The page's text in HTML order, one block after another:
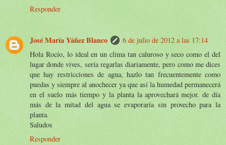
Responder
José María Yáñez Blanco
6 de julio de 2012 a las 17:14
Hola Rocío, lo ideal en un clima tan caluroso y seco como el del
lugar donde vives, sería regarlas diariamente, pero como me dices
que hay restricciones de agua, hazlo tan frecuentemente como
puedas y siempre al anochecer ya que así la humedad permanecerá
en el suelo más tiempo y la planta la aprovechará mejor. de día
más de la mitad del agua se evaporaría sin provecho para la
planta.
Saludos
Responder